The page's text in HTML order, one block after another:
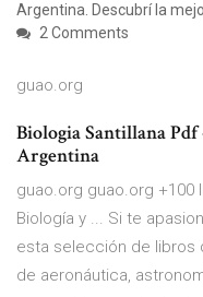
Argentina. Descubrí la
2 Comments
guao.org
Biologia Santillana
Argentina
guao.org guao.org +100
Biología y ... Si te
esta selección de libros
de aeronáutica,